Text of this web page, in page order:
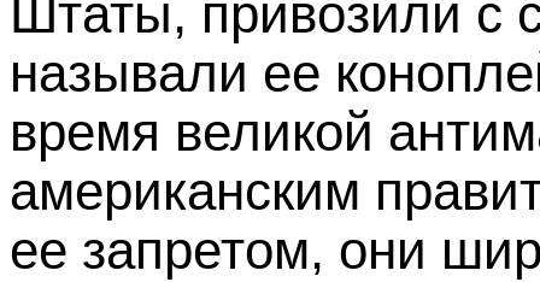
Штаты, привозили с
называли ее
время великой
американским
ее запретом, они